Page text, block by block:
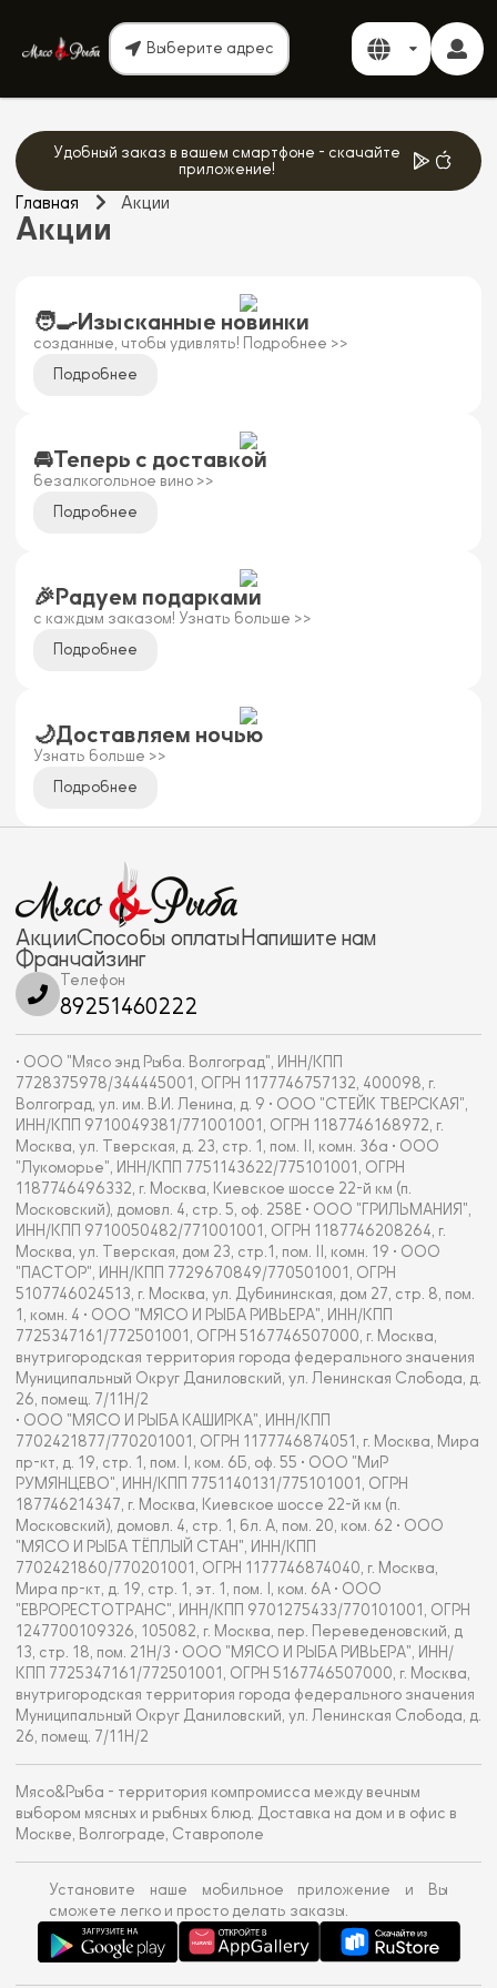
Выберите адрес
Удобный заказ в вашем смартфоне - скачайте
приложение!
Главная Акции
Акции
🧑‍🍳Изысканные новинки
созданные, чтобы удивлять! Подробнее >>
Подробнее
🚘Теперь с доставкой
безалкогольное вино >>
Подробнее
🎉Радуем подарками
с каждым заказом! Узнать больше >>
Подробнее
🌙Доставляем ночью
Узнать больше >>
Подробнее
АкцииСпособы оплатыНапишите нам
Франчайзинг
Телефон
89251460222
• ООО "Мясо энд Рыба. Волгоград", ИНН/КПП
7728375978/344445001, ОГРН 1177746757132, 400098, г.
Волгоград, ул. им. В.И. Ленина, д. 9 • ООО "СТЕЙК ТВЕРСКАЯ",
ИНН/КПП 9710049381/771001001, ОГРН 1187746168972, г.
Москва, ул. Тверская, д. 23, стр. 1, пом. II, комн. 36а • ООО
"Лукоморье", ИНН/КПП 7751143622/775101001, ОГРН
1187746496332, г. Москва, Киевское шоссе 22-й км (п.
Московский), домовл. 4, стр. 5, оф. 258Е • ООО "ГРИЛЬМАНИЯ",
ИНН/КПП 9710050482/771001001, ОГРН 1187746208264, г.
Москва, ул. Тверская, дом 23, стр.1, пом. II, комн. 19 • ООО
"ПАСТОР", ИНН/КПП 7729670849/770501001, ОГРН
5107746024513, г. Москва, ул. Дубининская, дом 27, стр. 8, пом.
1, комн. 4 • ООО "МЯСО И РЫБА РИВЬЕРА", ИНН/КПП
7725347161/772501001, ОГРН 5167746507000, г. Москва,
внутригородская территория города федерального значения
Муниципальный Округ Даниловский, ул. Ленинская Слобода, д.
26, помещ. 7/11Н/2
• ООО "МЯСО И РЫБА КАШИРКА", ИНН/КПП
7702421877/770201001, ОГРН 1177746874051, г. Москва, Мира
пр-кт, д. 19, стр. 1, пом. I, ком. 6Б, оф. 55 • ООО "МиР
РУМЯНЦЕВО", ИНН/КПП 7751140131/775101001, ОГРН
187746214347, г. Москва, Киевское шоссе 22-й км (п.
Московский), домовл. 4, стр. 1, бл. А, пом. 20, ком. 62 • ООО
"МЯСО И РЫБА ТЁПЛЫЙ СТАН", ИНН/КПП
7702421860/770201001, ОГРН 1177746874040, г. Москва,
Мира пр-кт, д. 19, стр. 1, эт. 1, пом. I, ком. 6А • ООО
"ЕВРОРЕСТОТРАНС", ИНН/КПП 9701275433/770101001, ОГРН
1247700109326, 105082, г. Москва, пер. Переведеновский, д
13, стр. 18, пом. 21Н/3 • ООО "МЯСО И РЫБА РИВЬЕРА", ИНН/
КПП 7725347161/772501001, ОГРН 5167746507000, г. Москва,
внутригородская территория города федерального значения
Муниципальный Округ Даниловский, ул. Ленинская Слобода, д.
26, помещ. 7/11Н/2
Мясо&Рыба - территория компромисса между вечным
выбором мясных и рыбных блюд. Доставка на дом и в офис в
Москве, Волгограде, Ставрополе
Установите наше мобильное приложение и Вы
сможете легко и просто делать заказы.